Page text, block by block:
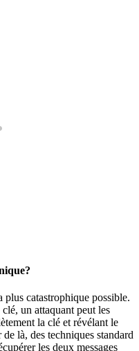
plus catastrophique possible.
un attaquant peut les
la clé et révélant le
là, des techniques standard
les deux messages